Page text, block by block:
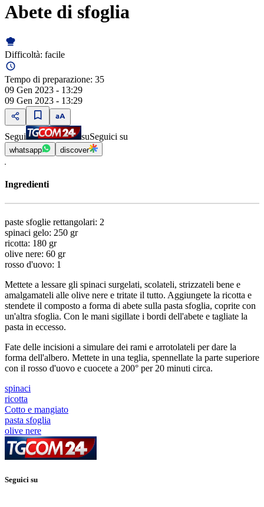
Abete di sfoglia
Difficoltà: facile
Tempo di preparazione: 35
09 Gen 2023 - 13:29
09 Gen 2023 - 13:29
Segui suSeguici su
whatsapp discover
Ingredienti
paste sfoglie rettangolari: 2
spinaci gelo: 250 gr
ricotta: 180 gr
olive nere: 60 gr
rosso d'uovo: 1
Mettete a lessare gli spinaci surgelati, scolateli, strizzateli bene e
amalgamateli alle olive nere e tritate il tutto. Aggiungete la ricotta e
stendete il composto a forma di abete sulla pasta sfoglia, coprite con
un'altra sfoglia. Con le mani sigillate i bordi dell'abete e tagliate la
pasta in eccesso.
Fate delle incisioni a simulare dei rami e arrotolateli per dare la
forma dell'albero. Mettete in una teglia, spennellate la parte superiore
con il rosso d'uovo e cuocete a 200° per 20 minuti circa.
spinaci
ricotta
Cotto e mangiato
pasta sfoglia
olive nere
Seguici su